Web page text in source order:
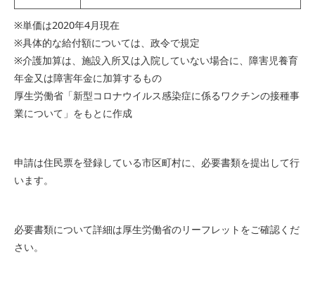
※単価は2020年4月現在
※具体的な給付額については、政令で規定
※介護加算は、施設入所又は入院していない場合に、障害児養育
年金又は障害年金に加算するもの
厚生労働省「新型コロナウイルス感染症に係るワクチンの接種事
業について」をもとに作成
申請は住民票を登録している市区町村に、必要書類を提出して行
います。
必要書類について詳細は厚生労働省のリーフレットをご確認くだ
さい。